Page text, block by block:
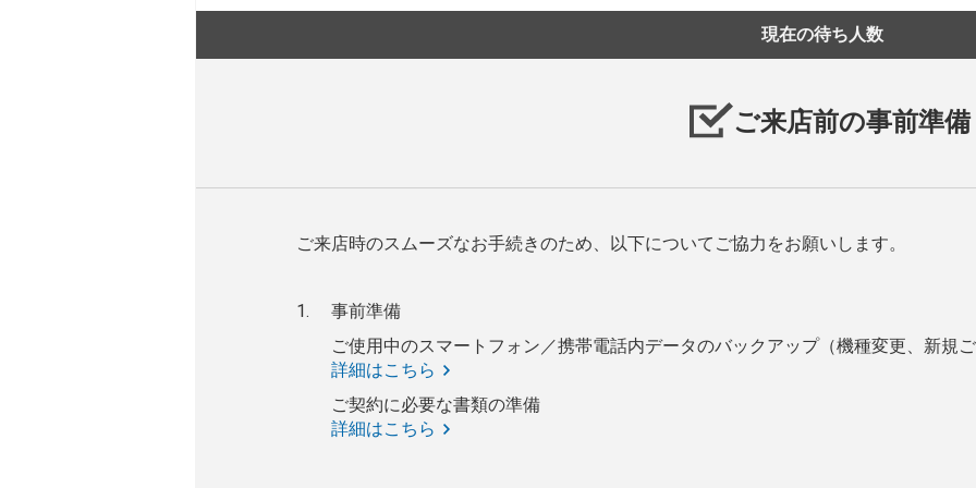
現在の待ち人数
ご来店前の事前準備
ご来店時のスムーズなお手続きのため、以下についてご協力をお願いします。
事前準備
ご使用中のスマートフォン／携帯電話内データのバックアップ（機種変更、新規
詳細はこちら
ご契約に必要な書類の準備
詳細はこちら